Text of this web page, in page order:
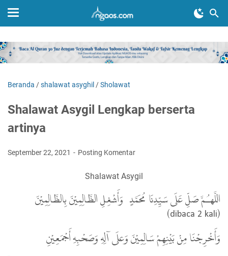
Beranda /shalawat asyghil /Sholawat
Shalawat Asygil Lengkap berserta
artinya
September 22, 2021 Posting Komentar
Shalawat Asygil
اللَّهـُمَّ صَلِّ عَلَى سَيِّدِنَا مُحَمَّدٍ، وَأَشْغِلِ الظَّالِمِيْنَ بِالظَّالِمِيْنَ
(dibaca 2 kali)
وَأَخْرِجْنَا مِنْ بَيْنِهِمْ سَالِمِيْنَ وَعلَى آلِهِ وَصَحْبِهِ أَجْمَعِيْنِ